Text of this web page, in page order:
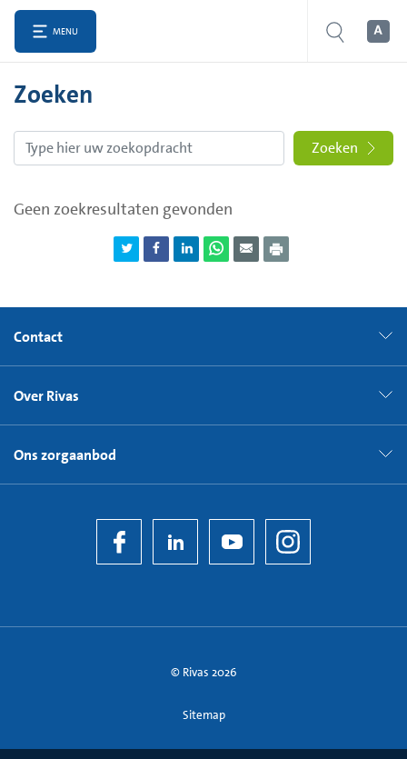
MENU
Zoeken
Zoeken
Geen zoekresultaten gevonden
Contact
Over Rivas
Ons zorgaanbod
© Rivas 2026
Sitemap